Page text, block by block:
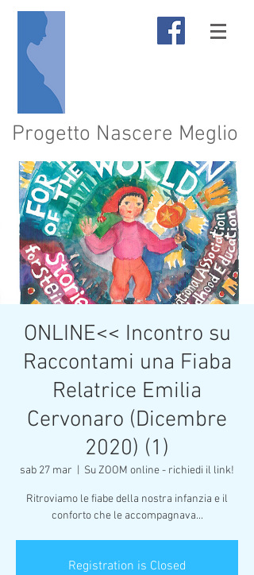
Progetto Nascere Meglio
ONLINE<< Incontro su
Raccontami una Fiaba
Relatrice Emilia
Cervonaro (Dicembre
2020) (1)
sab 27 mar Su ZOOM online - richiedi il link!
Ritroviamo le fiabe della nostra infanzia e il
conforto che le accompagnava...
Registration is Closed